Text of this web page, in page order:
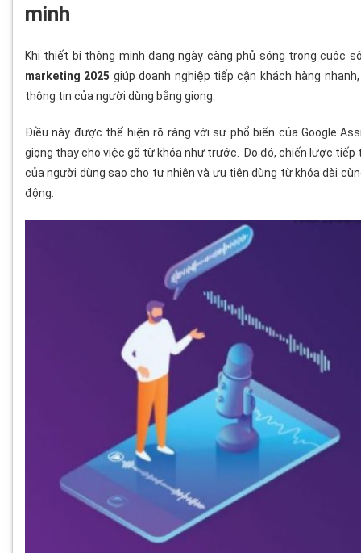
minh
Khi thiết bị thông minh đang ngày càng phủ sóng trong cuộc
marketing 2025 giúp doanh nghiệp tiếp cận khách hàng
thông tin của người dùng bằng giọng.
Điều này được thể hiện rõ ràng với sự phổ biến của Google
giọng thay cho việc gõ từ khóa như trước. Do đó, chiến lược
của người dùng sao cho tự nhiên và ưu tiên dùng từ khóa dài
động.